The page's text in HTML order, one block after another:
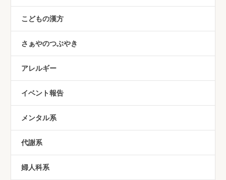
こどもの漢方
さぁやのつぶやき
アレルギー
イベント報告
メンタル系
代謝系
婦人科系